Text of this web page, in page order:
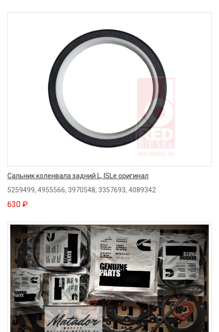
Сальник коленвала задний L, ISLe оригинал
5259499, 4955566, 3970548, 3357693, 4089342
630 ₽